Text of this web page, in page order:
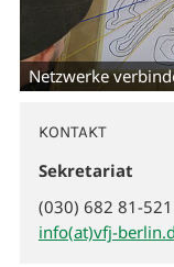
Netzwerke
KONTAKT
Sekretariat
(030) 682 81-521
info(at)vfj-